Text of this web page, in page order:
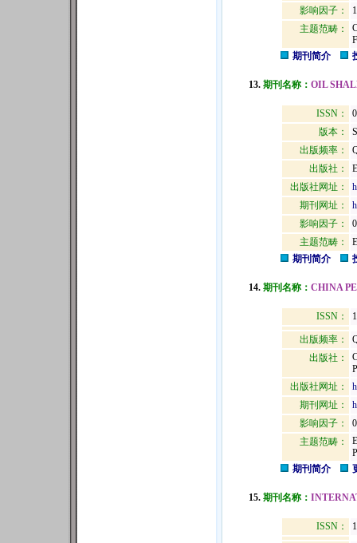
影响因子：
主题范畴：
期刊简介
13. 期刊名称： OIL
ISSN：
版本：
出版频率：
出版社：
出版社网址：
期刊网址：
影响因子：
主题范畴：
期刊简介
14. 期刊名称： CHINA
ISSN：
出版频率：
出版社：
出版社网址：
期刊网址：
影响因子：
主题范畴：
期刊简介
15. 期刊名称：
ISSN：